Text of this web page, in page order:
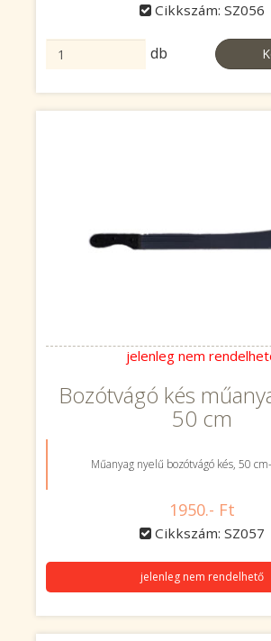
Cikkszám: SZ056
db
jelenleg nem
Bozótvágó kés
50 cm
Műanyag nyelű bozótvágó kés, 50
1950.- Ft
Cikkszám: SZ057
jelenleg nem rendelhető